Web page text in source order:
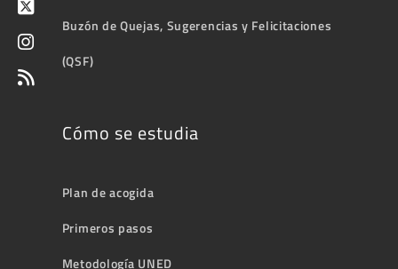
Buzón de Quejas, Sugerencias y Felicitaciones
(QSF)
Cómo se estudia
Plan de acogida
Primeros pasos
Metodología UNED